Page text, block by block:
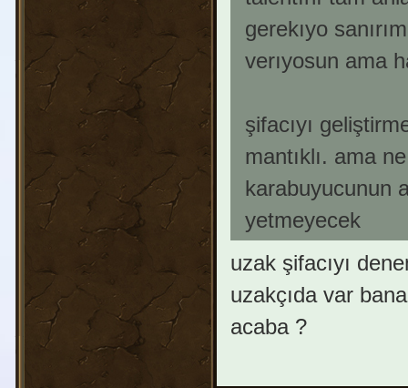
gerekıyo
verıyosun ama
şifacıyı
mantıklı. ama
karabuyucunun
yetmeyecek
uzak şifacıyı
uzakçıda var
acaba ?